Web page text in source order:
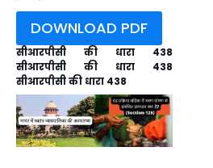
DOWNLOAD PDF
सीआरपीसी की धारा 438
सीआरपीसी की धारा 438
सीआरपीसी की धारा 438